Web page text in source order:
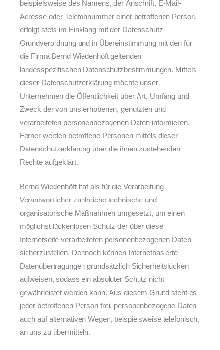
beispielsweise des Namens, der Anschrift, E-Mail-
Adresse oder Telefonnummer einer betroffenen Person,
erfolgt stets im Einklang mit der Datenschutz-
Grundverordnung und in Übereinstimmung mit den für
die Firma Bernd Wiedenhöft geltenden
landesspezifischen Datenschutzbestimmungen. Mittels
dieser Datenschutzerklärung möchte unser
Unternehmen die Öffentlichkeit über Art, Umfang und
Zweck der von uns erhobenen, genutzten und
verarbeiteten personenbezogenen Daten informieren.
Ferner werden betroffene Personen mittels dieser
Datenschutzerklärung über die ihnen zustehenden
Rechte aufgeklärt.
Bernd Wiedenhöft hat als für die Verarbeitung
Verantwortlicher zahlreiche technische und
organisatorische Maßnahmen umgesetzt, um einen
möglichst lückenlosen Schutz der über diese
Internetseite verarbeiteten personenbezogenen Daten
sicherzustellen. Dennoch können Internetbasierte
Datenübertragungen grundsätzlich Sicherheitslücken
aufweisen, sodass ein absoluter Schutz nicht
gewährleistet werden kann. Aus diesem Grund steht es
jeder betroffenen Person frei, personenbezogene Daten
auch auf alternativen Wegen, beispielsweise telefonisch,
an uns zu übermitteln.